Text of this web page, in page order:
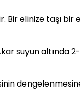
elinize taşı bir
suyun altında 2-
dengelenmesine